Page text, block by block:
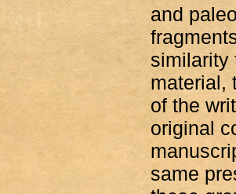
and
similarity
material,
of the
original
same